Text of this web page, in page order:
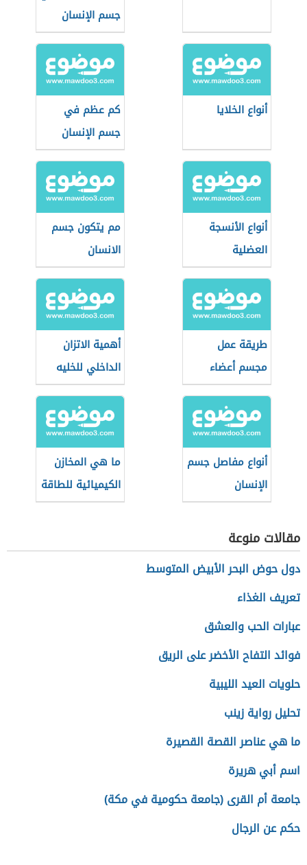
جسم الإنسان
أنواع الخلايا
كم عظم في
جسم الإنسان
أنواع الأنسجة
العضلية
مم يتكون جسم
الانسان
طريقة عمل
مجسم أعضاء
جسم الإنسان
الداخلية
أهمية الاتزان
الداخلي للخليه
أنواع مفاصل جسم
الإنسان
ما هي المخازن
الكيميائية للطاقة
في الجسم؟
مقالات منوعة
دول حوض البحر الأبيض المتوسط
تعريف الغذاء
عبارات الحب والعشق
فوائد التفاح الأخضر على الريق
حلويات العيد الليبية
تحليل رواية زينب
ما هي عناصر القصة القصيرة
اسم أبي هريرة
جامعة أم القرى (جامعة حكومية في مكة)
حكم عن الرجال